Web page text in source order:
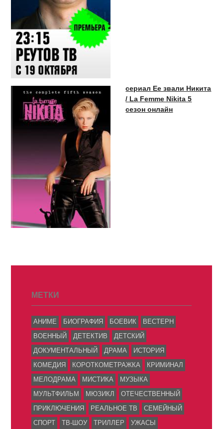
сериал Ее звали Никита
/ La Femme Nikita 5
сезон онлайн
МЕТКИ
АНИМЕ БИОГРАФИЯ БОЕВИК
ВЕСТЕРН
ВОЕННЫЙ
ДЕТЕКТИВ
ДЕТСКИЙ
ДОКУМЕНТАЛЬНЫЙ
ДРАМА
ИСТОРИЯ
КОМЕДИЯ
КОРОТКОМЕТРАЖКА
КРИМИНАЛ
МЕЛОДРАМА
МИСТИКА
МУЗЫКА
МУЛЬТФИЛЬМ
МЮЗИКЛ
ОТЕЧЕСТВЕННЫЙ
ПРИКЛЮЧЕНИЯ
РЕАЛЬНОЕ ТВ
СЕМЕЙНЫЙ
СПОРТ
ТВ-ШОУ ТРИЛЛЕР УЖАСЫ